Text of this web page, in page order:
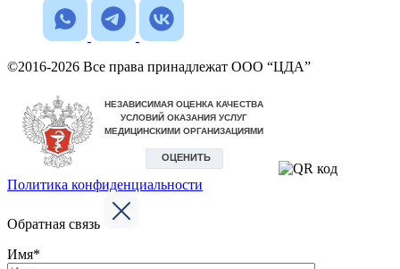
©2016-2026 Все права принадлежат ООО “ЦДА”
Политика конфиденциальности
Обратная связь
Имя*